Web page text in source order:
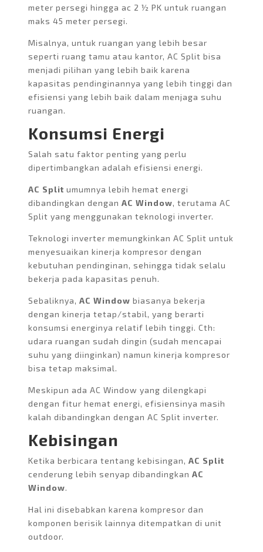
meter persegi hingga ac 2 ½ PK untuk ruangan
maks 45 meter persegi.
Misalnya, untuk ruangan yang lebih besar
seperti ruang tamu atau kantor, AC Split bisa
menjadi pilihan yang lebih baik karena
kapasitas pendinginannya yang lebih tinggi dan
efisiensi yang lebih baik dalam menjaga suhu
ruangan.
Konsumsi Energi
Salah satu faktor penting yang perlu
dipertimbangkan adalah efisiensi energi.
AC Split umumnya lebih hemat energi
dibandingkan dengan AC Window, terutama AC
Split yang menggunakan teknologi inverter.
Teknologi inverter memungkinkan AC Split untuk
menyesuaikan kinerja kompresor dengan
kebutuhan pendinginan, sehingga tidak selalu
bekerja pada kapasitas penuh.
Sebaliknya, AC Window biasanya bekerja
dengan kinerja tetap/stabil, yang berarti
konsumsi energinya relatif lebih tinggi. Cth:
udara ruangan sudah dingin (sudah mencapai
suhu yang diinginkan) namun kinerja kompresor
bisa tetap maksimal.
Meskipun ada AC Window yang dilengkapi
dengan fitur hemat energi, efisiensinya masih
kalah dibandingkan dengan AC Split inverter.
Kebisingan
Ketika berbicara tentang kebisingan, AC Split
cenderung lebih senyap dibandingkan AC
Window.
Hal ini disebabkan karena kompresor dan
komponen berisik lainnya ditempatkan di unit
outdoor.